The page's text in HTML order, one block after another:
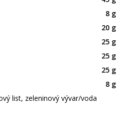
8 g
20 g
25 g
25 g
25 g
8 g
list, zeleninový vývar/voda